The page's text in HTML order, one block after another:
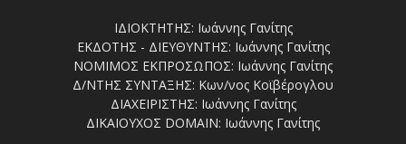
ΙΔΙΟΚΤΗΤΗΣ: Ιωάννης Γανίτης
ΕΚΔΟΤΗΣ - ΔΙΕΥΘΥΝΤΗΣ: Ιωάννης Γανίτης
ΝΟΜΙΜΟΣ ΕΚΠΡΟΣΩΠΟΣ: Ιωάννης Γανίτης
Δ/ΝΤΗΣ ΣΥΝΤΑΞΗΣ: Κων/νος Κοϊβέρογλου
ΔΙΑΧΕΙΡΙΣΤΗΣ: Ιωάννης Γανίτης
ΔΙΚΑΙΟΥΧΟΣ DOMAIN: Ιωάννης Γανίτης